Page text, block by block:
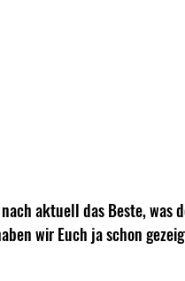
aktuell das Beste, was
wir Euch ja schon